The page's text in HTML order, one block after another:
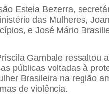
Estela Bezerra,
das Mulheres,
e José Mário
Gambale ressaltou
públicas voltadas à
Brasileira na região
de violência.